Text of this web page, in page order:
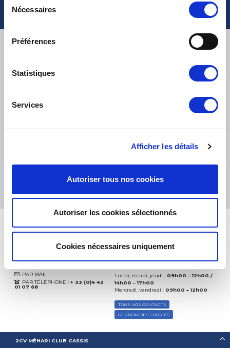
Nécessaires
Préférences
Statistiques
Services
Afficher les détails
Autoriser tous nos cookies
Autoriser les cookies sélectionnés
Cookies nécessaires uniquement
TNT, GÉODIS, FRANCE EXPRESS, DPD
THE FEEDBACK
Excellent:4.5/5
(depuis 2018)
PAR MAIL
PAR TÉLÉPHONE : + 33 (0)4 42
01 07 68
Lundi, mardi, jeudi : 09h00 – 12h00 /
14h00 – 17h00
Mercredi, vendredi : 09h00 – 12h00
TOUS NOS CONTACTS
GESTION DES COOKIES
2CV MÉHARI CLUB CASSIS